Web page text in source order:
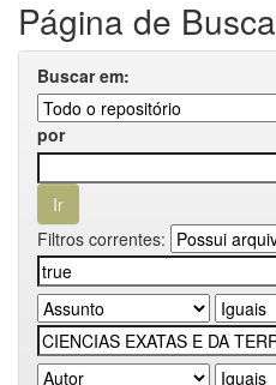
Página de Busca
Buscar em:
por
Filtros correntes: